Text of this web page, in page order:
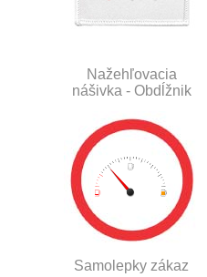
Nažehľovacia
nášivka - Obdĺžnik
Samolepky zákaz